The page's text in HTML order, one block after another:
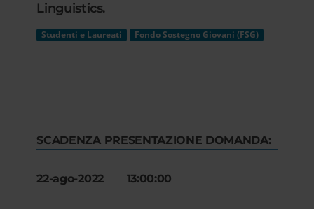
Linguistics.
Studenti e Laureati Fondo Sostegno Giovani (FSG)
SCADENZA PRESENTAZIONE DOMANDA:
22-ago-2022 13:00:00